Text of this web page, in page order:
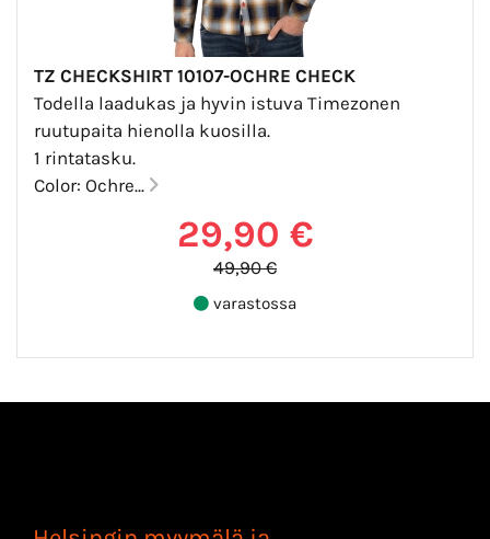
TZ CHECKSHIRT 10107-OCHRE CHECK
Todella laadukas ja hyvin istuva Timezonen
ruutupaita hienolla kuosilla.
1 rintatasku.
Color: Ochre...
29,90 €
49,90 €
varastossa